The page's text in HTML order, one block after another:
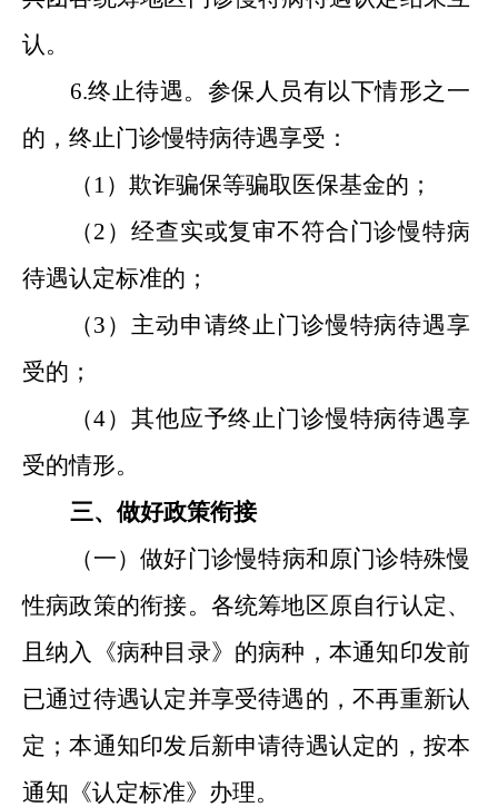
认。
6.终止待遇。参保人员有以下情形之一
的，终止门诊慢特病待遇享受：
（1）欺诈骗保等骗取医保基金的；
（2）经查实或复审不符合门诊慢特病
待遇认定标准的；
（3）主动申请终止门诊慢特病待遇享
受的；
（4）其他应予终止门诊慢特病待遇享
受的情形。
三、 做好政策衔接
（一）做好门诊慢特病和原门诊特殊慢
性病政策的衔接。各统筹地区原自行认定、
且纳入《病种目录》的病种，本通知印发前
已通过待遇认定并享受待遇的，不再重新认
定；本通知印发后新申请待遇认定的，按本
通知《认定标准》办理。